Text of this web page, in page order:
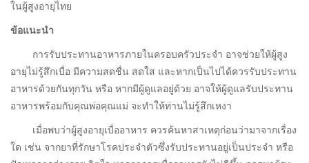
ในผู้สูงอายุไทย
ข้อแนะนำ
การรับประทานอาหารภายในครอบครัวประจำ อาจช่วยให้ผู้สูง
อายุไม่รู้สึกเบื่อ มีความสดชื่น สดใส และหากเป็นไปได้ควรรับประทาน
อาหารด้วยกันทุกวัน หรือ หากมีผู้ดูแลอยู่ด้วย อาจให้ผู้ดูแลรับประทาน
อาหารพร้อมกับคุณพ่อคุณแม่ จะทำให้ท่านไม่รู้สึกเหงา
เมื่อพบว่าผู้สูงอายุเบื่ออาหาร ควรค้นหาสาเหตุก่อนว่ามาจากเรื่อง
ใด เช่น จากยาที่รักษาโรคประจำตัวซึ่งรับประทานอยู่เป็นประจำ หรือ